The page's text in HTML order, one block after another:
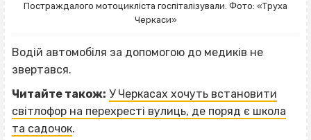
Постраждалого мотоцикліста госпіталізували. Фото: «Труха
Черкаси»
Водій автомобіля за допомогою до медиків не
звертався.
Читайте також: У Черкасах хочуть встановити
світлофор на перехресті вулиць, де поряд є школа
та садочок.